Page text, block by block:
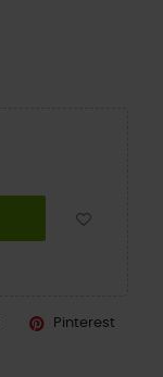
Pinterest